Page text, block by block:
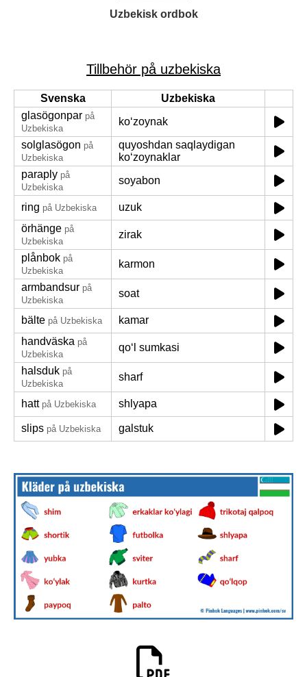
Uzbekisk ordbok
Tillbehör på uzbekiska
Svenska
Uzbekiska
glasögonpar på
Uzbekiska
koʻzoynak
solglasögon på
Uzbekiska
quyoshdan saqlaydigan
koʻzoynaklar
paraply på
Uzbekiska
soyabon
ring på Uzbekiska
uzuk
örhänge på
Uzbekiska
zirak
plånbok på
Uzbekiska
karmon
armbandsur på
Uzbekiska
soat
bälte på Uzbekiska
kamar
handväska på
Uzbekiska
qoʻl sumkasi
halsduk på
Uzbekiska
sharf
hatt på Uzbekiska shlyapa
slips på Uzbekiska galstuk